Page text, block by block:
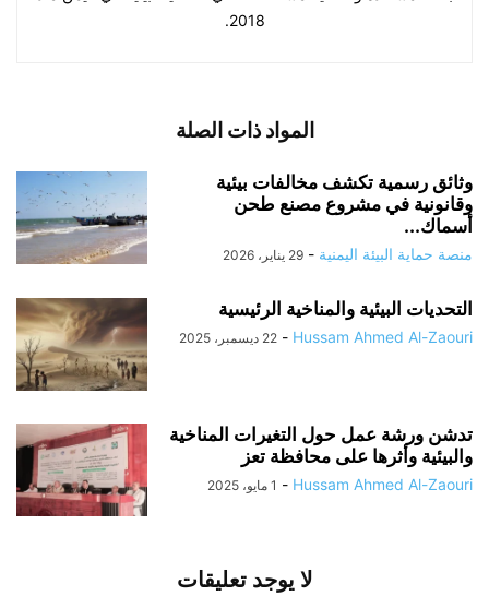
2018.
المواد ذات الصلة
وثائق رسمية تكشف مخالفات بيئية
وقانونية في مشروع مصنع طحن
أسماك...
منصة حماية البيئة اليمنية - 29 يناير، 2026
التحديات البيئية والمناخية الرئيسية
Hussam Ahmed Al-Zaouri
- 22 ديسمبر، 2025
تدشن ورشة عمل حول التغيرات المناخية
والبيئية وأثرها على محافظة تعز
Hussam Ahmed Al-Zaouri
- 1 مايو، 2025
لا يوجد تعليقات